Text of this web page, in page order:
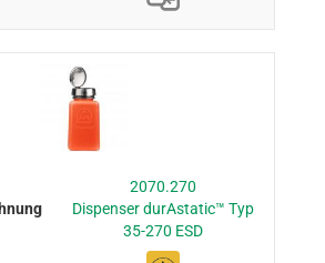
2070.270
Dispenser durAstatic™ Typ
35-270 ESD